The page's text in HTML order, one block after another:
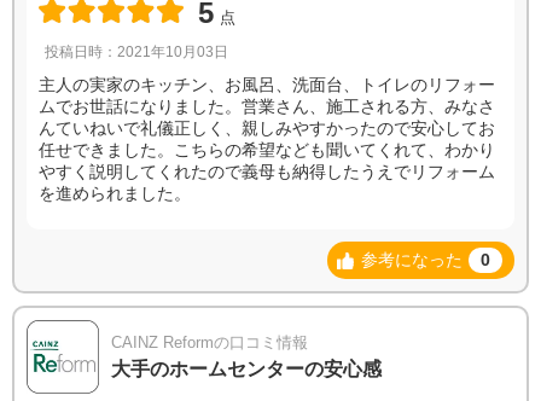
5 点
投稿日時：2021年10月03日
主人の実家のキッチン、お風呂、洗面台、トイレのリフォー
ムでお世話になりました。営業さん、施工される方、みなさ
んていねいで礼儀正しく、親しみやすかったので安心してお
任せできました。こちらの希望なども聞いてくれて、わかり
やすく説明してくれたので義母も納得したうえでリフォーム
を進められました。
参考になった 0
CAINZ Reformの口コミ情報
大手のホームセンターの安心感